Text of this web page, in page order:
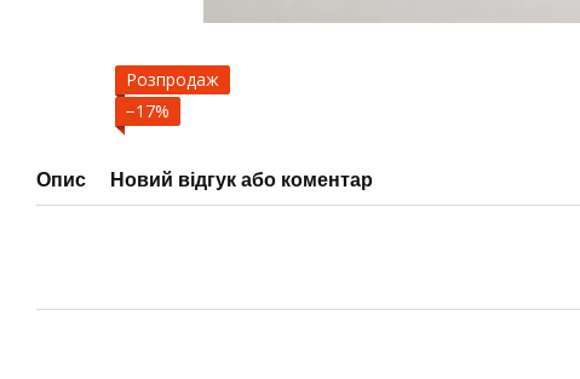
Розпродаж
−17%
Опис Новий відгук або коментар